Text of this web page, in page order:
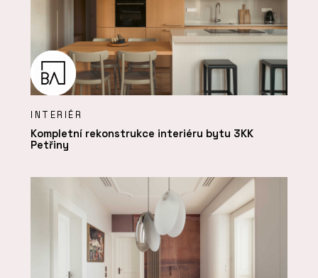
INTERIÉR
Kompletní rekonstrukce interiéru bytu 3KK
Petřiny